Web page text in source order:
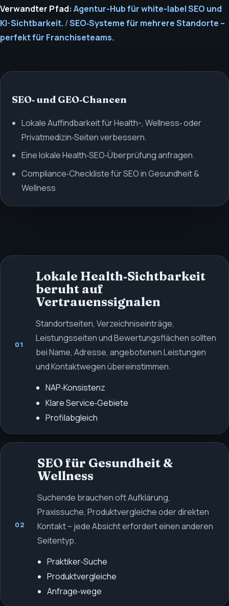
Verwandter Pfad: Agentur-Hub für white-label SEO und
KI-Sichtbarkeit. /SEO‑Systeme für mehrere Standorte –
perfekt für Franchiseteams.
SEO‑ und GEO‑Chancen
Lokale Auffindbarkeit für Health-, Wellness‑ oder
Privatmedizin‑Seiten verbessern.
Eine lokale Health‑SEO‑Überprüfung anfragen.
Compliance‑Checkliste für SEO in Gesundheit &
Wellness
01
Lokale Health‑Sichtbarkeit
beruht auf
Vertrauenssignalen
Standortseiten, Verzeich­niseinträge,
Leistungsseiten und Bewertungsflächen sollten
bei Name, Adresse, angebotenen Leistungen
und Kontaktwegen übereinstimmen.
NAP‑Konsistenz
Klare Service‑Gebiete
Profilabgleich
02
SEO für Gesundheit &
Wellness
Suchende brauchen oft Aufklärung,
Praxissuche, Produktvergleiche oder direkten
Kontakt – jede Absicht erfordert einen anderen
Seitentyp.
Praktiker‑Suche
Produktvergleiche
Anfrage‑wege